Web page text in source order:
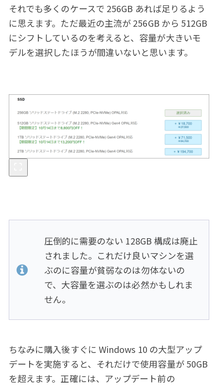
それでも多くのケースで 256GB あれば足りるよう
に思えます。ただ最近の主流が 256GB から 512GB
にシフトしているのを考えると、容量が大きいモ
デルを選択したほうが間違いないと思います。
圧倒的に需要のない 128GB 構成は廃止
されました。これだけ良いマシンを選
ぶのに容量が貧弱なのは勿体ないの
で、大容量を選ぶのは必然かもしれま
せん。
ちなみに購入後すぐに Windows 10 の大型アップ
デートを実施すると、それだけで使用容量が 50GB
を超えます。正確には、アップデート前の